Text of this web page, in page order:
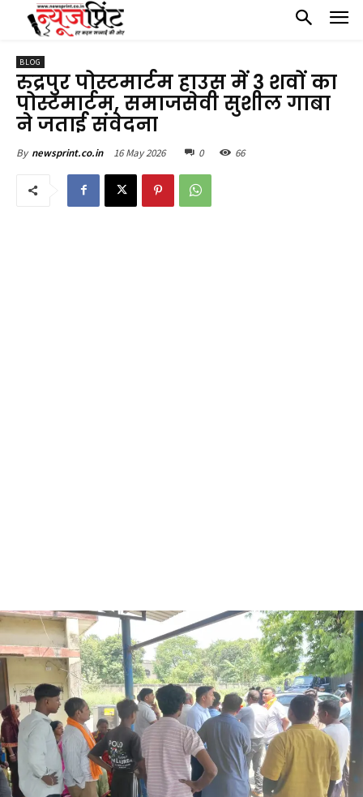
BLOG
रुद्रपुर पोस्टमार्टम हाउस में 3 शवों का
पोस्टमार्टम, समाजसेवी सुशील गाबा
ने जताई संवेदना
By newsprint.co.in 16 May 2026 0 66